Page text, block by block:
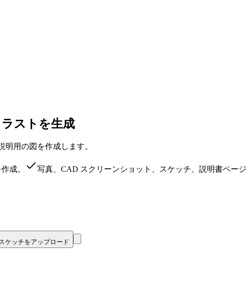
ストを生成
用の図を作成します。
成。
写真、CAD スクリーンショット、スケッチ、説明書ペー
ケッチをアップロード